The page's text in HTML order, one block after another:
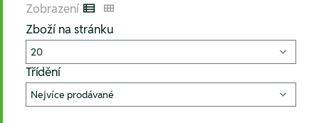
Zobrazení Listenansicht
Kachelansicht
Zboží na stránku
Třídění